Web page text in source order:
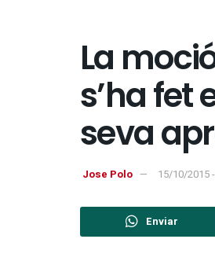
La
s’ha fet
seva
Jose Polo 15/10/2015
Enviar